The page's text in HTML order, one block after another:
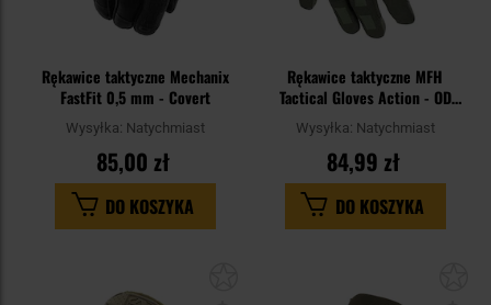
Rękawice taktyczne Mechanix
FastFit 0,5 mm - Covert
Wysyłka: Natychmiast
85,00 zł
DO KOSZYKA
Rękawice taktyczne MFH
Tactical Gloves Action - OD
Green
Wysyłka: Natychmiast
84,99 zł
DO KOSZYKA